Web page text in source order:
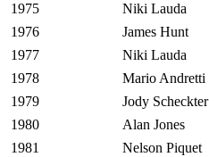
1975
Niki Lauda
1976
James Hunt
1977
Niki Lauda
1978
Mario Andretti
1979
Jody Scheckter
1980
Alan Jones
1981
Nelson Piquet